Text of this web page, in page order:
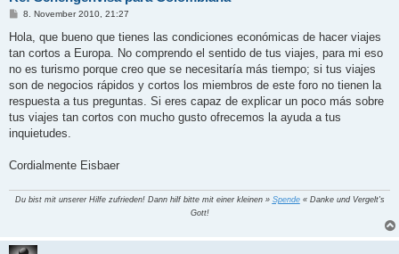
B
i
r
a
8. November 2010, 21:27
Hola, que bueno que tienes las condiciones económicas de hacer viajes
tan cortos a Europa. No comprendo el sentido de tus viajes, para mi eso
no es turismo porque creo que se necesitaría más tiempo; si tus viajes
son de negocios rápidos y cortos los miembros de este foro no tienen la
respuesta a tus preguntas. Si eres capaz de explicar un poco más sobre
tus viajes tan cortos con mucho gusto ofrecemos la ayuda a tus
inquietudes.
Cordialmente Eisbaer
Du bist mit unserer Hilfe zufrieden! Dann hilf bitte mit einer kleinen » Spende« Danke und Vergelt's
Gott!